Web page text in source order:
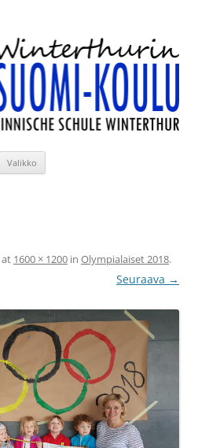
Valikko
at 1600 × 1200 in Olympialaiset 2018.
Seuraava →